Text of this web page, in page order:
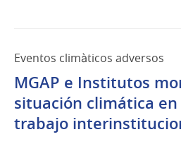
Eventos climàticos adversos
MGAP e Institutos
situación climática
trabajo